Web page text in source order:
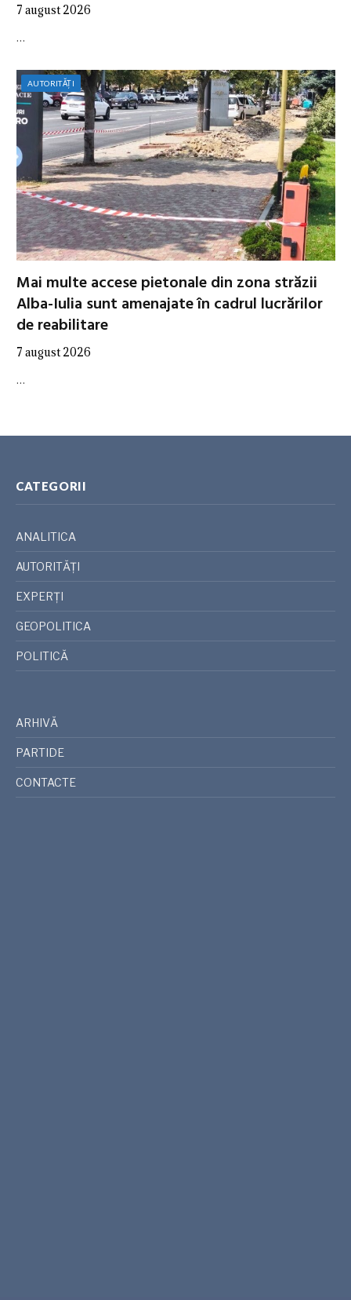
7 august 2026
…
AUTORITĂȚI
Mai multe accese pietonale din zona străzii
Alba-Iulia sunt amenajate în cadrul lucrărilor
de reabilitare
7 august 2026
…
CATEGORII
ANALITICA
AUTORITĂȚI
EXPERȚI
GEOPOLITICA
POLITICĂ
ARHIVĂ
PARTIDE
CONTACTE